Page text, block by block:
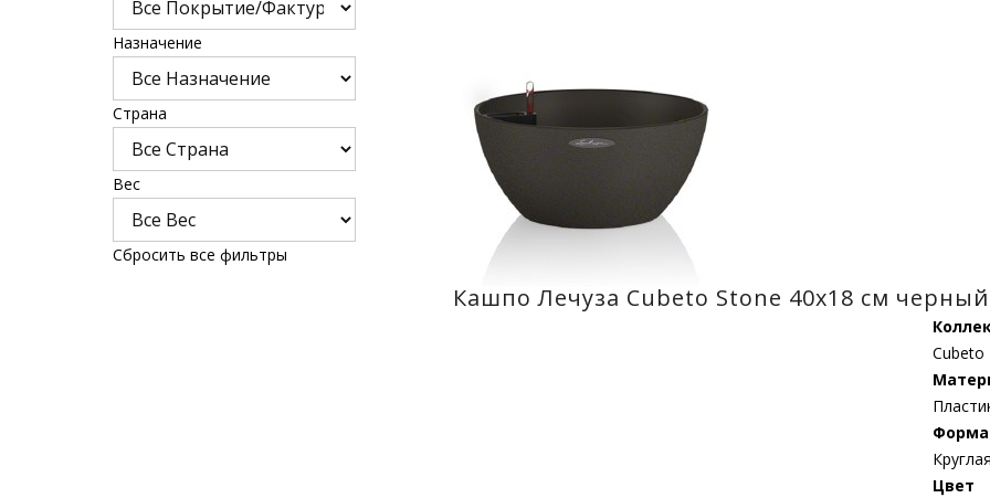
Назначение
Страна
Bес
Сбросить все фильтры
Кашпо Лечуза Cubeto Stone 40х18 см
Cubeto
Форма
Круглая
Цвет